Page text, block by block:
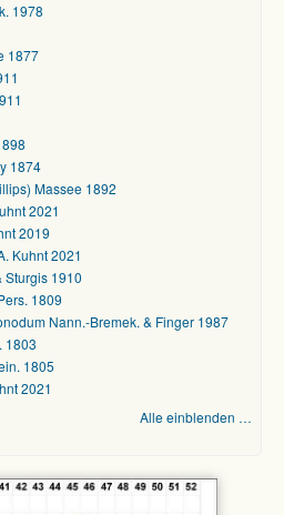
1978
1877
1874
Massee 1892
2021
2019
Kuhnt 2021
Sturgis 1910
1809
Nann.-Bremek. & Finger 1987
1803
1805
2021
Alle einblenden …